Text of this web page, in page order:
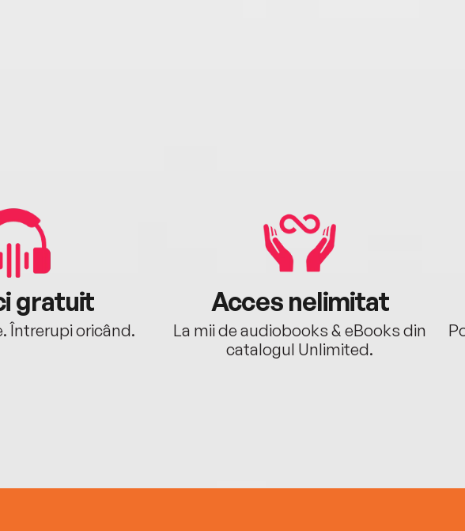
gratuit
Întrerupi oricând.
Acces nelimitat
La mii de audiobooks & eBooks din
catalogul Unlimited.